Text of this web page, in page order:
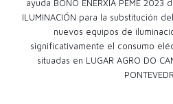
ayuda BONO ENERXÍA PEME
ILUMINACIÓN para la substitución
nuevos equipos de
significativamente el consumo
situadas en LUGAR AGRO DO